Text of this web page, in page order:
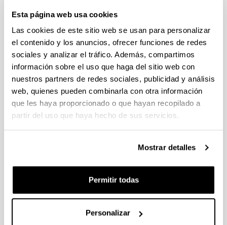
Esta página web usa cookies
Las cookies de este sitio web se usan para personalizar
el contenido y los anuncios, ofrecer funciones de redes
sociales y analizar el tráfico. Además, compartimos
información sobre el uso que haga del sitio web con
nuestros partners de redes sociales, publicidad y análisis
web, quienes pueden combinarla con otra información
que les haya proporcionado o que hayan recopilado a
partir del uso que haya hecho de sus servicios.
Mostrar detalles
Permitir todas
Personalizar
Cátedras de la UPV/EHU
Cátedras Institucionales
Las Cátedras Institucionales son estructuras